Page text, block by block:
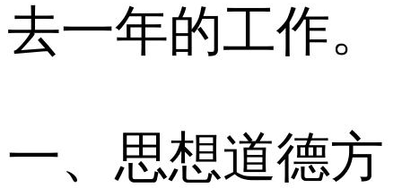
去一年的工作。
一、思想道德方